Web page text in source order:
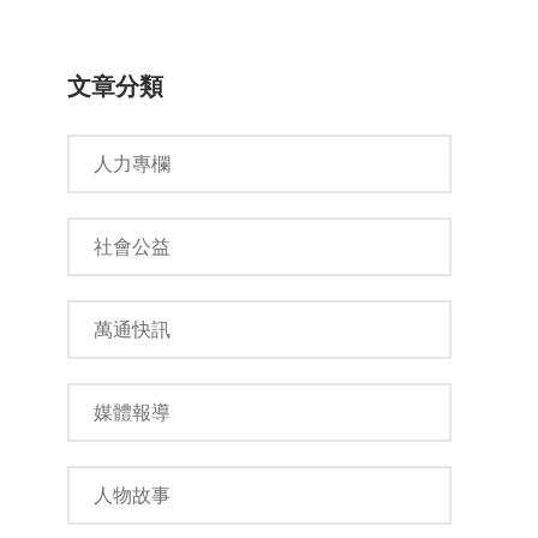
文章分類
人力專欄
社會公益
萬通快訊
媒體報導
人物故事